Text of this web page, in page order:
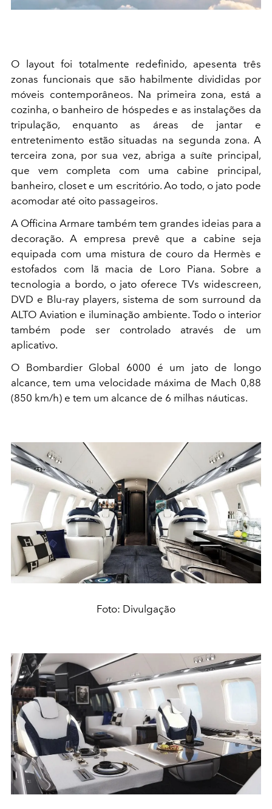
O layout foi totalmente redefinido, apesenta três
zonas funcionais que são habilmente divididas por
móveis contemporâneos. Na primeira zona, está a
cozinha, o banheiro de hóspedes e as instalações da
tripulação, enquanto as áreas de jantar e
entretenimento estão situadas na segunda zona. A
terceira zona, por sua vez, abriga a suíte principal,
que vem completa com uma cabine principal,
banheiro, closet e um escritório. Ao todo, o jato pode
acomodar até oito passageiros.
A Officina Armare também tem grandes ideias para a
decoração. A empresa prevê que a cabine seja
equipada com uma mistura de couro da Hermès e
estofados com lã macia de Loro Piana. Sobre a
tecnologia a bordo, o jato oferece TVs widescreen,
DVD e Blu-ray players, sistema de som surround da
ALTO Aviation e iluminação ambiente. Todo o interior
também pode ser controlado através de um
aplicativo.
O Bombardier Global 6000 é um jato de longo
alcance, tem uma velocidade máxima de Mach 0,88
(850 km/h) e tem um alcance de 6 milhas náuticas.
Foto: Divulgação